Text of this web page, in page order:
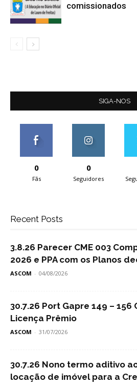
comissionados
SIGA-NOS
0
Fãs
0
Seguidores
Recent Posts
3.8.26 Parecer CME 003
2026 e PPA com os Planos
ASCOM - 04/08/2026
30.7.26 Port Gapre 149 – 156
Licença Prêmio
ASCOM - 31/07/2026
30.7.26 Nono termo aditivo
locação de imóvel para a